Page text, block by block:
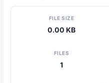
FILE SIZE
0.00 KB
FILES
1